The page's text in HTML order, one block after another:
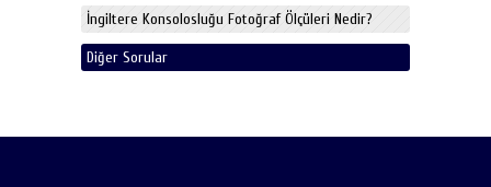
İngiltere Konsolosluğu Fotoğraf Ölçüleri Nedir?
Diğer Sorular